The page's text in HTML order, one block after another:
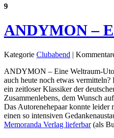
9
ANDYMON –
Kategorie Clubabend |
ANDYMON – Eine Weltraum-
auch heute noch etwas
ein zeitloser Klassiker der
Zusammenlebens, dem Wunsch
Das Autorenehepaar konnte leider
einen so intensiven
Memoranda Verlag lieferbar(als